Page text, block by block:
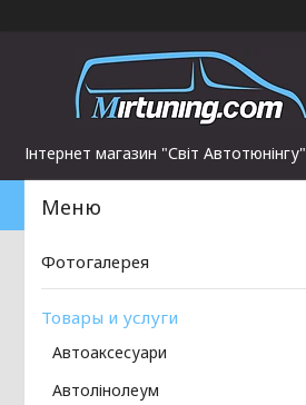
Інтернет магазин "Світ Автотюнінгу"
Фотогалерея
Товары и услуги
Автоаксесуари
Автолінолеум